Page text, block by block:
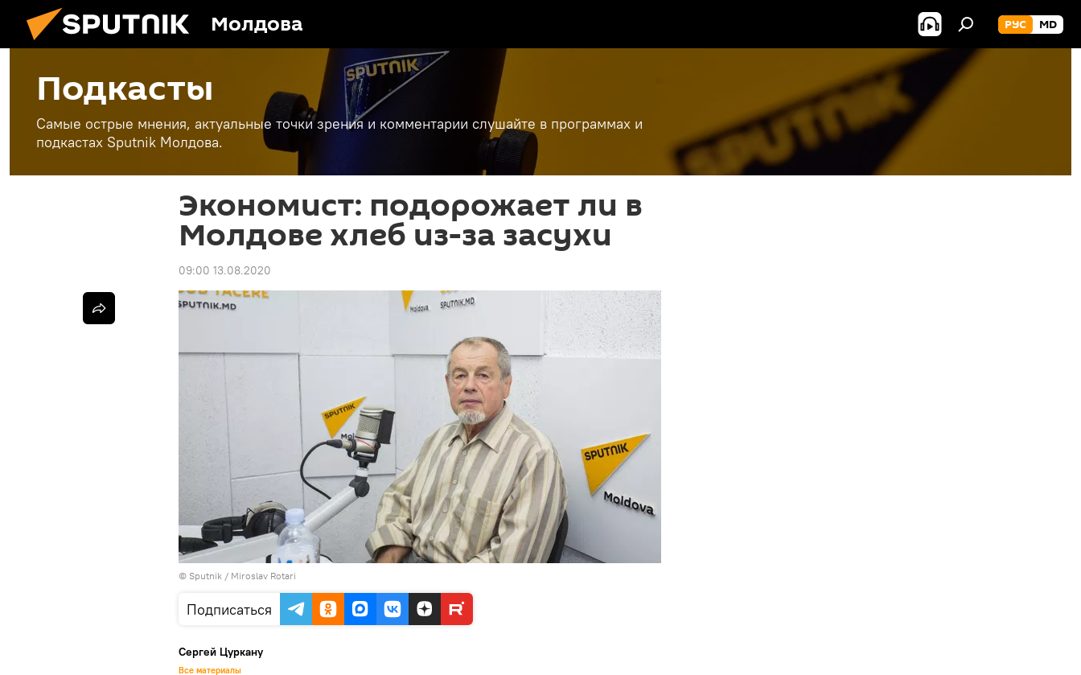
Молдова РУС MD
Подкасты
Самые острые мнения, актуальные точки зрения и комментарии слушайте в программах и
подкастах Sputnik Молдова.
Экономист: подорожает ли в
Молдове хлеб из-за засухи
09:00 13.08.2020
© Sputnik / Miroslav Rotari
Подписаться
Сергей Цуркану
Все материалы